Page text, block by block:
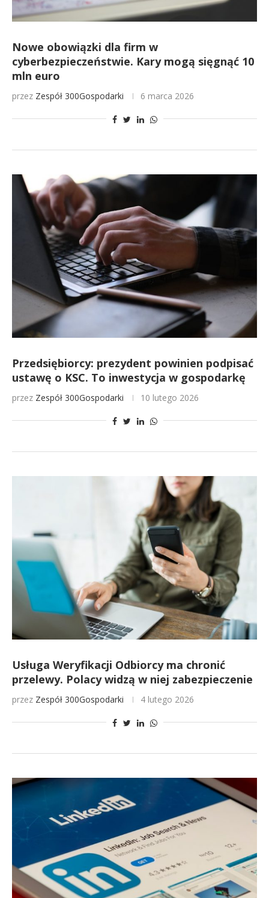
Nowe obowiązki dla firm w
cyberbezpieczeństwie. Kary mogą sięgnąć 10
mln euro
przez Zespół 300Gospodarki 6 marca 2026
Przedsiębiorcy: prezydent powinien podpisać
ustawę o KSC. To inwestycja w gospodarkę
przez Zespół 300Gospodarki 10 lutego 2026
Usługa Weryfikacji Odbiorcy ma chronić
przelewy. Polacy widzą w niej zabezpieczenie
przez Zespół 300Gospodarki 4 lutego 2026